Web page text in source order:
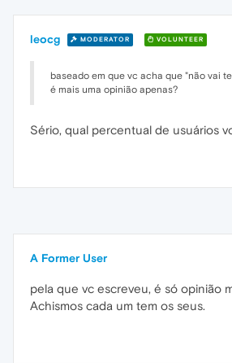
leocg MODERATOR VOLUNTEER
baseado em que vc acha que "não vai
é mais uma opinião apenas?
Sério, qual percentual de usuários
A Former User
pela que vc escreveu, é só opinião
Achismos cada um tem os seus.